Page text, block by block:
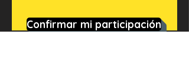
r
e
Confirmar mi participación